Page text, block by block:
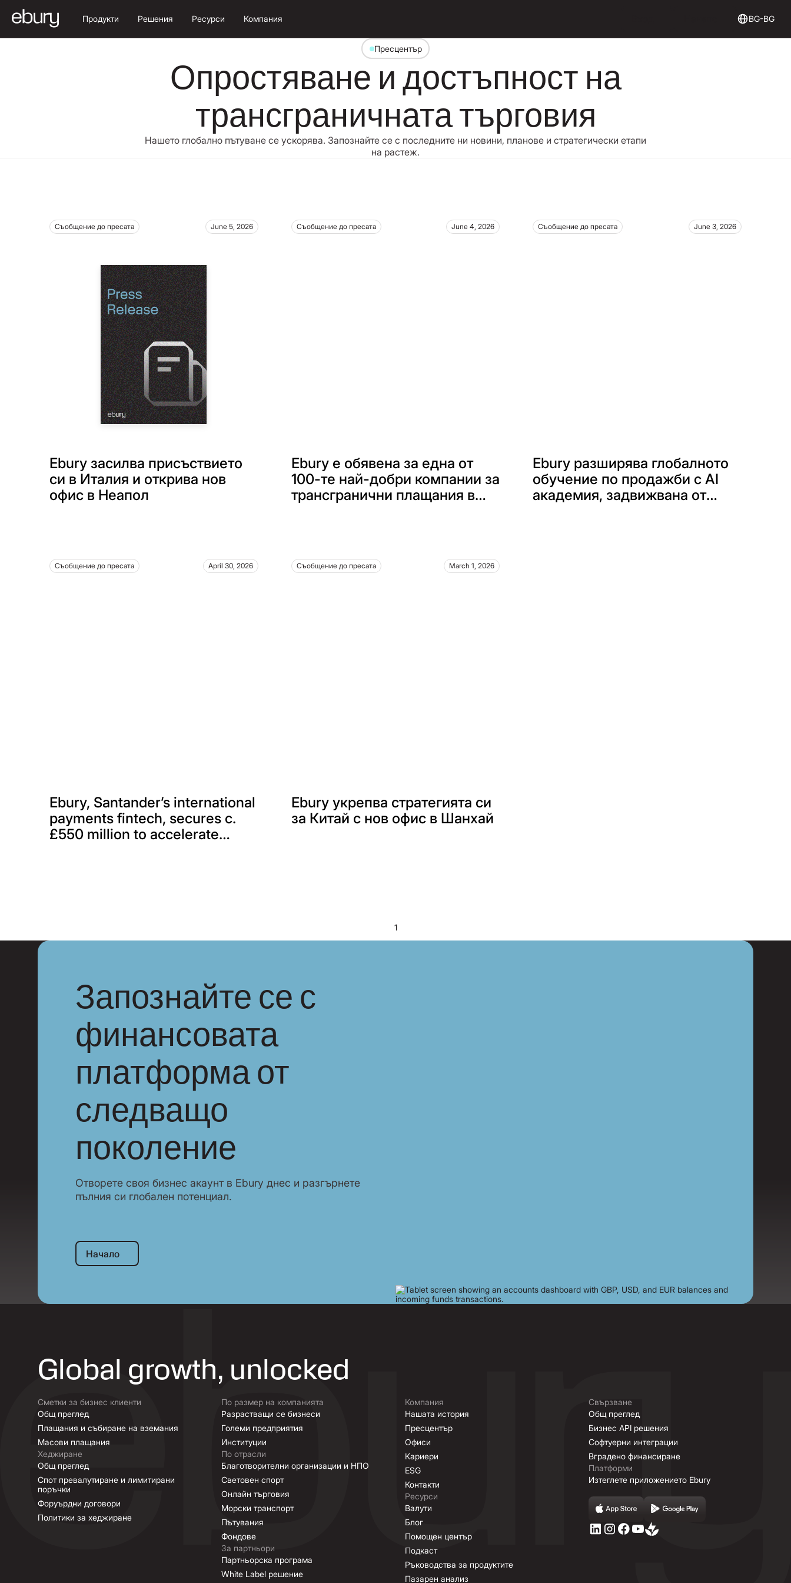
Продукти Решения Ресурси Компания BG-BG
Пресцентър
Опростяване и достъпност на
трансграничната търговия
Нашето глобално пътуване се ускорява. Запознайте се с последните ни новини, планове и стратегически етапи
на растеж.
Съобщение до пресата June 5, 2026
Ebury засилва присъствието
си в Италия и открива нов
офис в Неапол
Съобщение до пресата June 4, 2026
Ebury е обявена за една от
100-те най-добри компании за
трансгранични плащания в
Съобщение до пресата June 3, 2026
Ebury разширява глобалното
обучение по продажби с AI
академия, задвижвана от
Съобщение до пресата April 30, 2026
Ebury, Santander’s international
payments fintech, secures c.
£550 million to accelerate
Съобщение до пресата March 1, 2026
Ebury укрепва стратегията си
за Китай с нов офис в Шанхай
1
Запознайте се с
финансовата
платформа от
следващо
поколение
Отворете своя бизнес акаунт в Ebury днес и разгърнете
пълния си глобален потенциал.
Начало
Начало
Global growth, unlocked
Сметки за бизнес клиенти
Общ преглед
Плащания и събиране на вземания
Масови плащания
Хеджиране
Общ преглед
Спот превалутиране и лимитирани
поръчки
Форуърдни договори
Политики за хеджиране
По размер на компанията
Разрастващи се бизнеси
Големи предприятия
Институции
По отрасли
Благотворителни организации и НПО
Световен спорт
Онлайн търговия
Морски транспорт
Пътувания
Фондове
За партньори
Партньорска програма
White Label решение
Компания
Нашата история
Пресцентър
Офиси
Кариери
ESG
Контакти
Ресурси
Валути
Блог
Помощен център
Подкаст
Ръководства за продуктите
Пазарен анализ
Свързване
Общ преглед
Бизнес API решения
Софтуерни интеграции
Вградено финансиране
Платформи
Изтеглете приложението Ebury